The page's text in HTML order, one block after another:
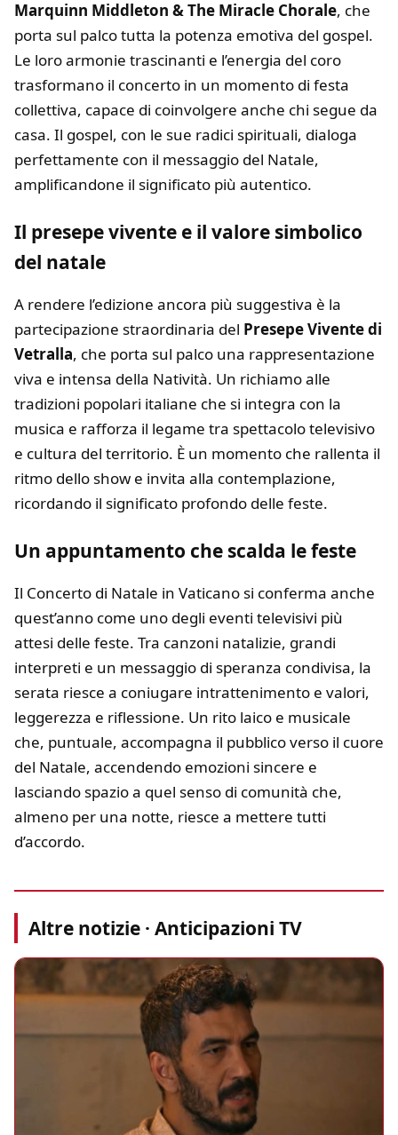
Marquinn Middleton & The Miracle Chorale, che
porta sul palco tutta la potenza emotiva del gospel.
Le loro armonie trascinanti e l’energia del coro
trasformano il concerto in un momento di festa
collettiva, capace di coinvolgere anche chi segue da
casa. Il gospel, con le sue radici spirituali, dialoga
perfettamente con il messaggio del Natale,
amplificandone il significato più autentico.
Il presepe vivente e il valore simbolico
del natale
A rendere l’edizione ancora più suggestiva è la
partecipazione straordinaria del Presepe Vivente di
Vetralla, che porta sul palco una rappresentazione
viva e intensa della Natività. Un richiamo alle
tradizioni popolari italiane che si integra con la
musica e rafforza il legame tra spettacolo televisivo
e cultura del territorio. È un momento che rallenta il
ritmo dello show e invita alla contemplazione,
ricordando il significato profondo delle feste.
Un appuntamento che scalda le feste
Il Concerto di Natale in Vaticano si conferma anche
quest’anno come uno degli eventi televisivi più
attesi delle feste. Tra canzoni natalizie, grandi
interpreti e un messaggio di speranza condivisa, la
serata riesce a coniugare intrattenimento e valori,
leggerezza e riflessione. Un rito laico e musicale
che, puntuale, accompagna il pubblico verso il cuore
del Natale, accendendo emozioni sincere e
lasciando spazio a quel senso di comunità che,
almeno per una notte, riesce a mettere tutti
d’accordo.
Altre notizie · Anticipazioni TV